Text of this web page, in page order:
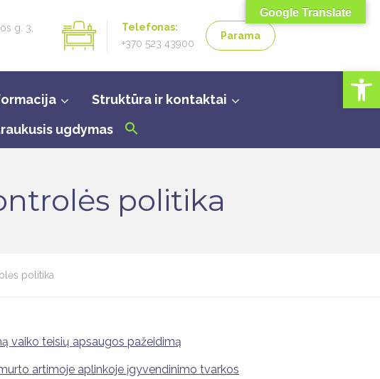
Open toolbar
g. 3,
Telefonas:
+370 523 43900
Parama
Struktūra ir kontaktai
ugdymas
politika
politika
vaiko teisių apsaugos pažeidimą
artimoje aplinkoje įgyvendinimo tvarkos
Google Translate